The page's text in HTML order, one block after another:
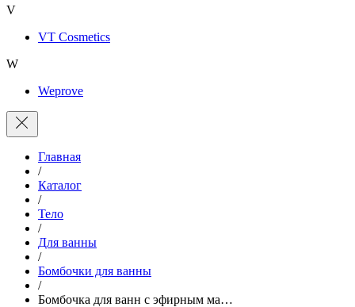
V
VT Cosmetics
W
Weprove
Главная
/
Каталог
/
Тело
/
Для ванны
/
Бомбочки для ванны
/
Бомбочка для ванн с эфирным ма…